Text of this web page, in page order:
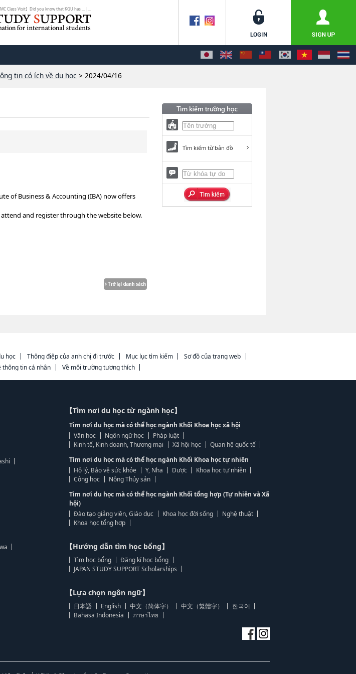
Class Visit】Did you know that KGU has ... |...
tin có ích về du học > 2024/04/16
of Business & Accounting (IBA) now offers
and register through the website below.
Tìm kiếm từ bản đồ
học Thông điệp của anh chị đi trước Mục lục tìm kiếm
Sơ đồ của trang web
thông tin cá nhân Về môi trường tương thích
【Tìm nơi du học từ ngành học】
Tìm nơi du học mà có thể học ngành Khối Khoa học xã hội
Văn học
Ngôn ngữ học
Pháp luật
Kinh tế, Kinh doanh, Thương mại
Xã hội học
Quan hệ quốc tế
Tìm nơi du học mà có thể học ngành Khối Khoa học tự nhiên
Hộ lý, Bảo vệ sức khỏe
Y, Nha Dược
Khoa học tự nhiên
Công học
Nông Thủy sản
Tìm nơi du học mà có thể học ngành Khối tổng hợp (Tự nhiên và Xã
hội)
Đào tạo giảng viên, Giáo dục
Khoa học đời sống
Nghệ thuật
Khoa học tổng hợp
【Hướng dẫn tìm học bổng】
Tìm học bổng
Đăng kí học bổng
JAPAN STUDY SUPPORT Scholarships
【Lựa chọn ngôn ngữ】
日本語 English 中文（简体字） 中文（繁體字）
한국어
Bahasa Indonesia
ภาษาไทย